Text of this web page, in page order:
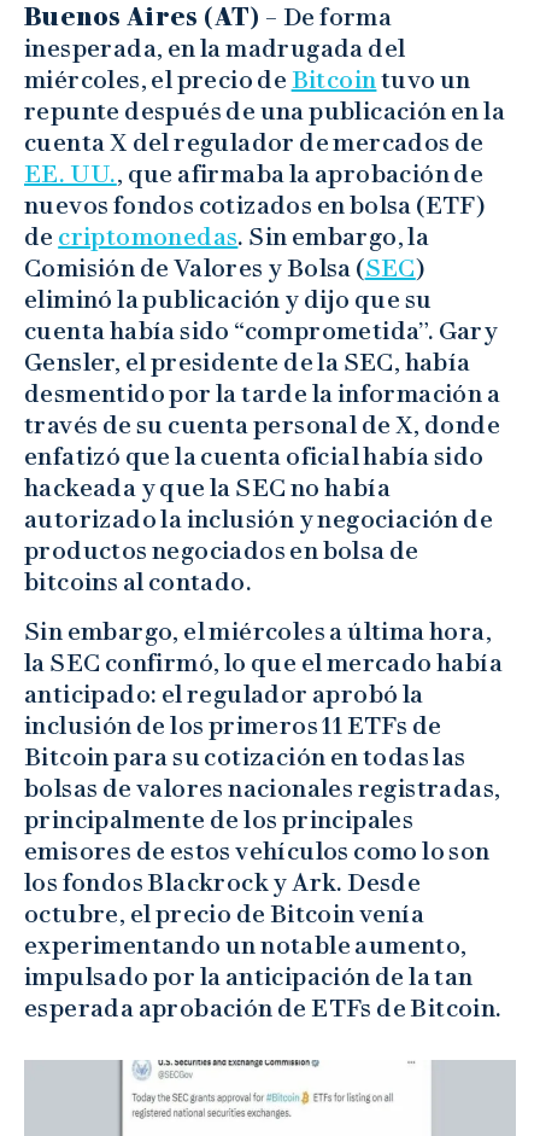
Buenos Aires (AT) – De forma
inesperada, en la madrugada del
miércoles, el precio de Bitcointuvo un
repunte después de una publicación en la
cuenta X del regulador de mercados de
EE. UU., que afirmaba la aprobación de
nuevos fondos cotizados en bolsa (ETF)
de criptomonedas. Sin embargo, la
Comisión de Valores y Bolsa (SEC)
eliminó la publicación y dijo que su
cuenta había sido “comprometida”. Gary
Gensler, el presidente de la SEC, había
desmentido por la tarde la información a
través de su cuenta personal de X, donde
enfatizó que la cuenta oficial había sido
hackeada y que la SEC no había
autorizado la inclusión y negociación de
productos negociados en bolsa de
bitcoins al contado.
Sin embargo, el miércoles a última hora,
la SEC confirmó, lo que el mercado había
anticipado: el regulador aprobó la
inclusión de los primeros 11 ETFs de
Bitcoin para su cotización en todas las
bolsas de valores nacionales registradas,
principalmente de los principales
emisores de estos vehículos como lo son
los fondos Blackrock y Ark. Desde
octubre, el precio de Bitcoin venía
experimentando un notable aumento,
impulsado por la anticipación de la tan
esperada aprobación de ETFs de Bitcoin.